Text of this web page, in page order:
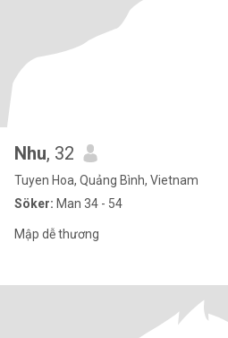
Nhu, 32
Tuyen Hoa, Quảng Bình, Vietnam
Söker: Man 34 - 54
Mập dễ thương